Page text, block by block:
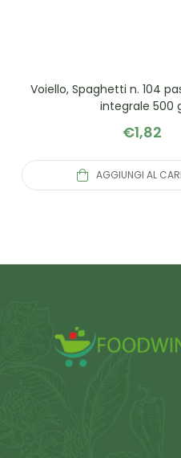
Voiello, Spaghetti n. 104
integrale 500
€1,82
AGGIUNGI AL